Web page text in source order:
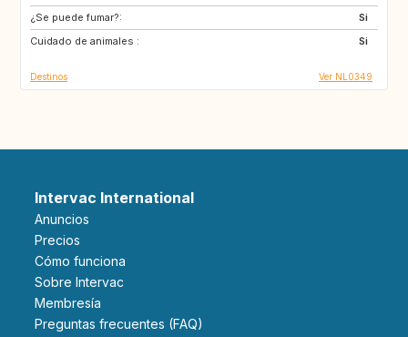
¿Se puede fumar?:
Si
Cuidado de animales :
Si
BE
Destinos Ver NL0349
Intervac International
Anuncios
Precios
Cómo funciona
Sobre Intervac
Membresía
Preguntas frecuentes (FAQ)